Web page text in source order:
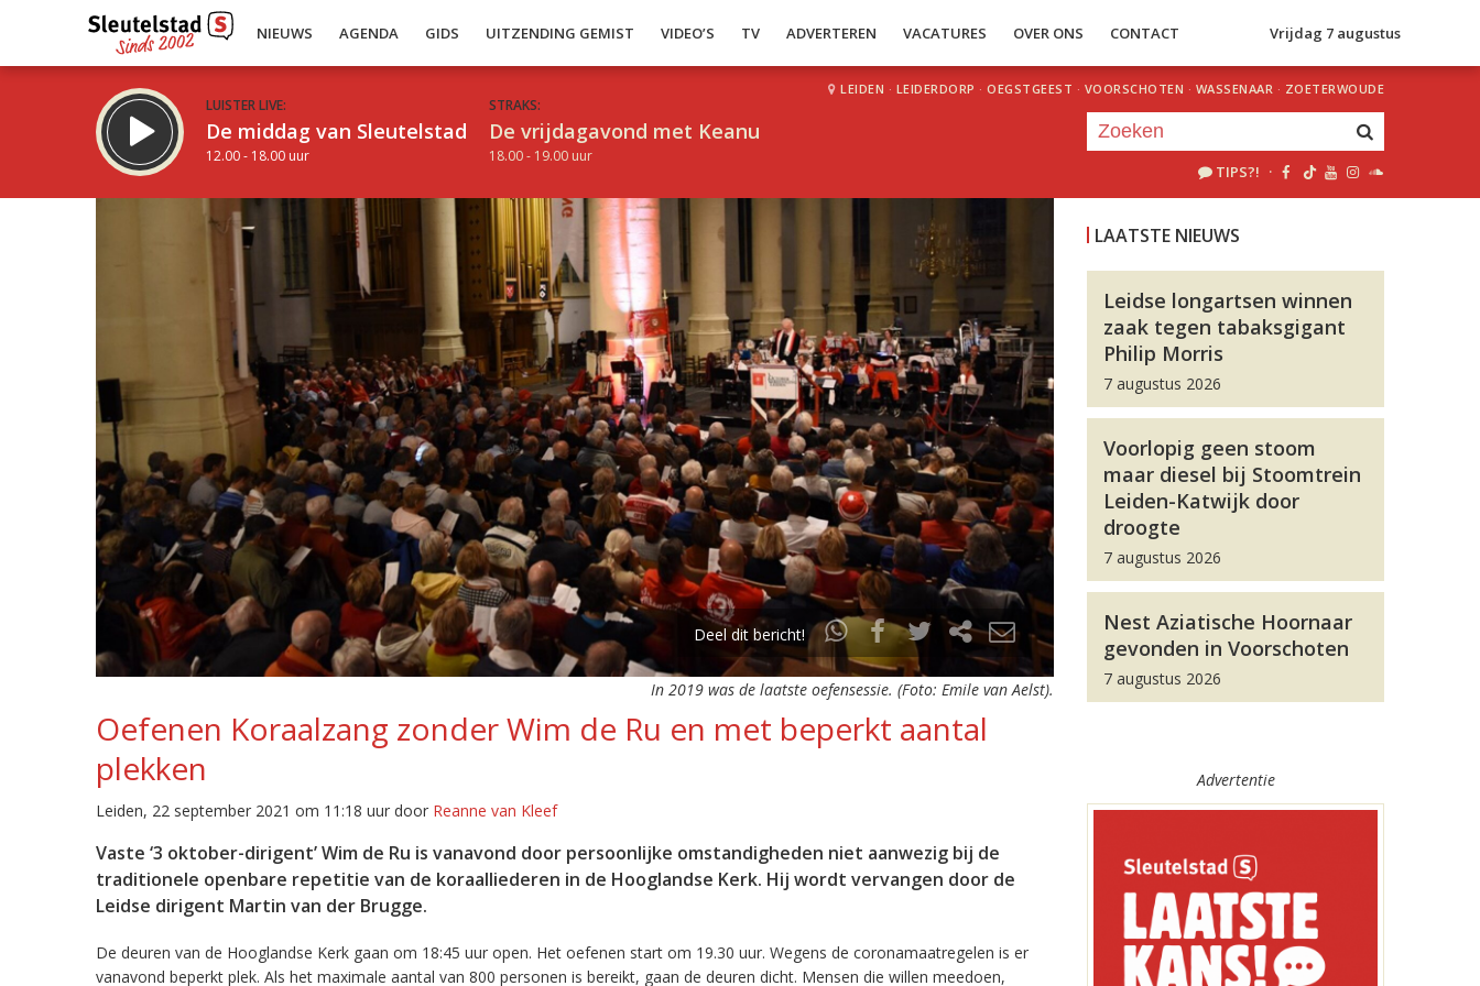
NIEUWS AGENDA GIDS UITZENDING GEMIST VIDEO’S TV ADVERTEREN VACATURES OVER ONS CONTACT Vrijdag 7 augustus
LUISTER LIVE:
De middag van Sleutelstad
12.00 - 18.00 uur
STRAKS:
De vrijdagavond met Keanu
18.00 - 19.00 uur
LEIDEN · LEIDERDORP · OEGSTGEEST · VOORSCHOTEN · WASSENAAR · ZOETERWOUDE
TIPS?! ·
Deel dit bericht!
In 2019 was de laatste oefensessie. (Foto: Emile van Aelst).
Oefenen Koraalzang zonder Wim de Ru en met beperkt aantal
plekken
Leiden, 22 september 2021 om 11:18 uur door Reanne van Kleef
Vaste ‘3 oktober-dirigent’ Wim de Ru is vanavond door persoonlijke omstandigheden niet aanwezig bij de
traditionele openbare repetitie van de koraalliederen in de Hooglandse Kerk. Hij wordt vervangen door de
Leidse dirigent Martin van der Brugge.
De deuren van de Hooglandse Kerk gaan om 18:45 uur open. Het oefenen start om 19.30 uur. Wegens de coronamaatregelen is er
vanavond beperkt plek. Als het maximale aantal van 800 personen is bereikt, gaan de deuren dicht. Mensen die willen meedoen,
LAATSTE NIEUWS
Leidse longartsen winnen
zaak tegen tabaksgigant
Philip Morris
7 augustus 2026
Voorlopig geen stoom
maar diesel bij Stoomtrein
Leiden-Katwijk door
droogte
7 augustus 2026
Nest Aziatische Hoornaar
gevonden in Voorschoten
7 augustus 2026
Advertentie